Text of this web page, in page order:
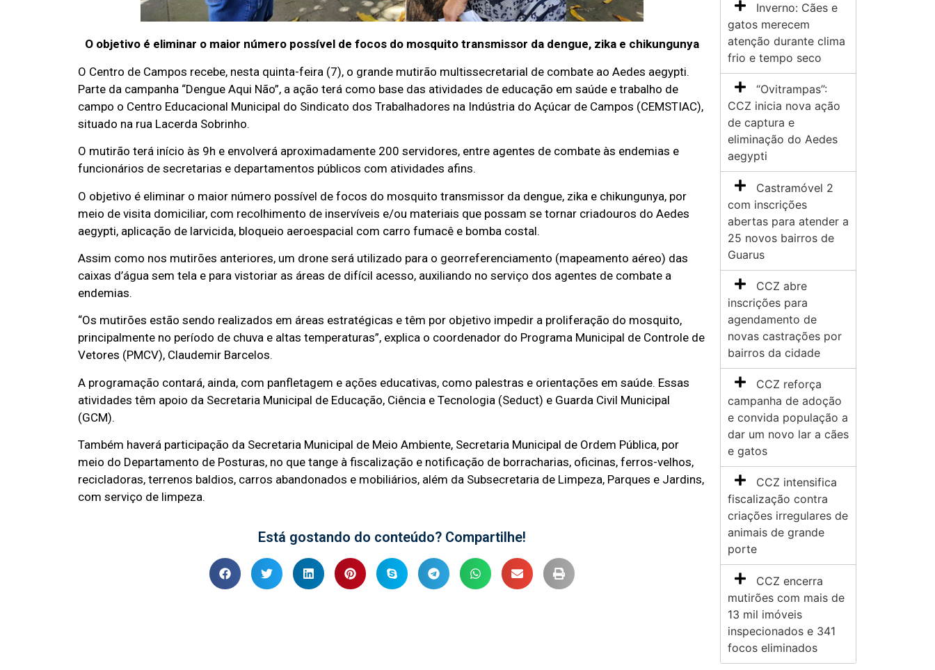
O objetivo é eliminar o maior número possível de focos do mosquito transmissor da dengue, zika e chikungunya
O Centro de Campos recebe, nesta quinta-feira (7), o grande mutirão multissecretarial de combate ao Aedes aegypti.
Parte da campanha “Dengue Aqui Não”, a ação terá como base das atividades de educação em saúde e trabalho de
campo o Centro Educacional Municipal do Sindicato dos Trabalhadores na Indústria do Açúcar de Campos (CEMSTIAC),
situado na rua Lacerda Sobrinho.
O mutirão terá início às 9h e envolverá aproximadamente 200 servidores, entre agentes de combate às endemias e
funcionários de secretarias e departamentos públicos com atividades afins.
O objetivo é eliminar o maior número possível de focos do mosquito transmissor da dengue, zika e chikungunya, por
meio de visita domiciliar, com recolhimento de inservíveis e/ou materiais que possam se tornar criadouros do Aedes
aegypti, aplicação de larvicida, bloqueio aeroespacial com carro fumacê e bomba costal.
Assim como nos mutirões anteriores, um drone será utilizado para o georreferenciamento (mapeamento aéreo) das
caixas d’água sem tela e para vistoriar as áreas de difícil acesso, auxiliando no serviço dos agentes de combate a
endemias.
“Os mutirões estão sendo realizados em áreas estratégicas e têm por objetivo impedir a proliferação do mosquito,
principalmente no período de chuva e altas temperaturas”, explica o coordenador do Programa Municipal de Controle de
Vetores (PMCV), Claudemir Barcelos.
A programação contará, ainda, com panfletagem e ações educativas, como palestras e orientações em saúde. Essas
atividades têm apoio da Secretaria Municipal de Educação, Ciência e Tecnologia (Seduct) e Guarda Civil Municipal
(GCM).
Também haverá participação da Secretaria Municipal de Meio Ambiente, Secretaria Municipal de Ordem Pública, por
meio do Departamento de Posturas, no que tange à fiscalização e notificação de borracharias, oficinas, ferros-velhos,
recicladoras, terrenos baldios, carros abandonados e mobiliários, além da Subsecretaria de Limpeza, Parques e Jardins,
com serviço de limpeza.
Está gostando do conteúdo? Compartilhe!
Inverno: Cães e
gatos merecem
atenção durante clima
frio e tempo seco
“Ovitrampas”:
CCZ inicia nova ação
de captura e
eliminação do Aedes
aegypti
Castramóvel 2
com inscrições
abertas para atender a
25 novos bairros de
Guarus
CCZ abre
inscrições para
agendamento de
novas castrações por
bairros da cidade
CCZ reforça
campanha de adoção
e convida população a
dar um novo lar a cães
e gatos
CCZ intensifica
fiscalização contra
criações irregulares de
animais de grande
porte
CCZ encerra
mutirões com mais de
13 mil imóveis
inspecionados e 341
focos eliminados